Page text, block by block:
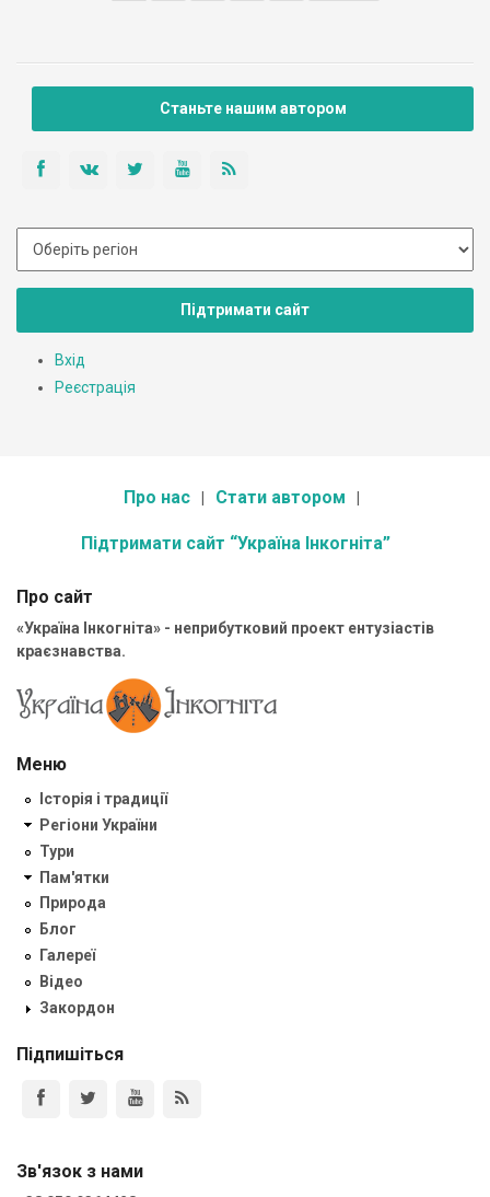
Станьте нашим автором
Підтримати сайт
Вхід
Реєстрація
Про нас Стати автором
Підтримати сайт “Україна Інкогніта”
Про сайт
«Україна Інкогніта» - неприбутковий проект ентузіастів
краєзнавства.
Меню
Історія і традиції
Регіони України
Тури
Пам'ятки
Природа
Блог
Галереї
Відео
Закордон
Підпишіться
Зв'язок з нами